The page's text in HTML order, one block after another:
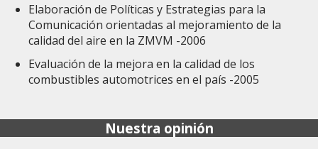
Elaboración de Políticas y Estrategias para la
Comunicación orientadas al mejoramiento de la
calidad del aire en la ZMVM -2006
Evaluación de la mejora en la calidad de los
combustibles automotrices en el país -2005
Nuestra opinión